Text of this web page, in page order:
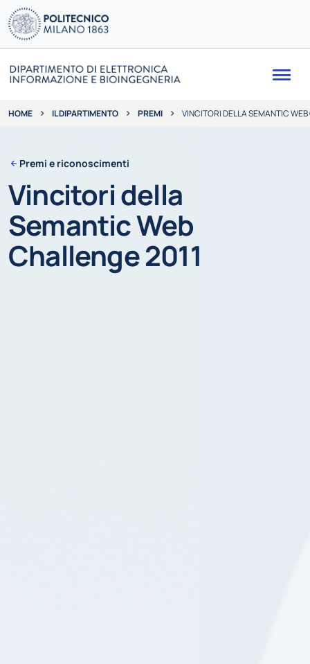
HOME IL DIPARTIMENTO PREMI VINCITORI DELLA SEMANTIC
Premi e riconoscimenti
Vincitori della
Semantic Web
Challenge 2011